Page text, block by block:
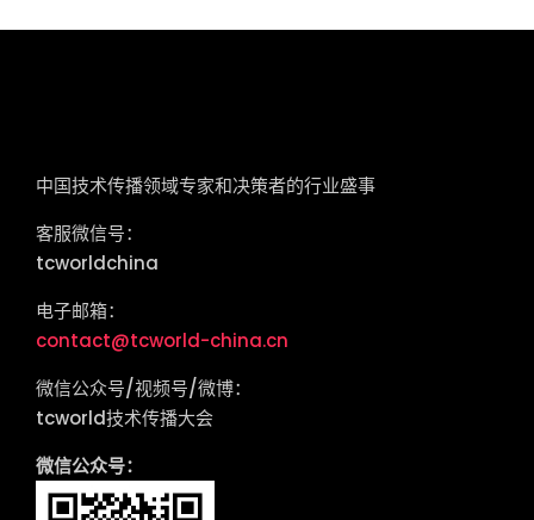
中国技术传播领域专家和决策者的行业盛事
客服微信号：
tcworldchina
电子邮箱：
contact@tcworld-china.cn
微信公众号/视频号/微博：
tcworld技术传播大会
微信公众号：